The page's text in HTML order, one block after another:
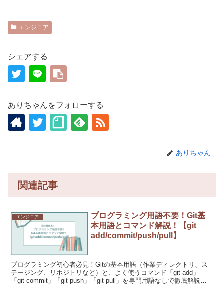
エンジニア
シェアする
ありちゃんをフォローする
ありちゃん
関連記事
エンジニア
プログラミング用語不要！Git基
本用語とコマンド解説！【git
add/commit/push/pull】
プログラミング初心者必見！Gitの基本用語（作業ディレクトリ、ス
テージング、リポジトリなど）と、よく使うコマンド「git add」
「git commit」「git push」「git pull」を専門用語なしで徹底解説。